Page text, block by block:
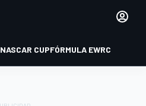
NASCAR CUPFÓRMULA EWRC